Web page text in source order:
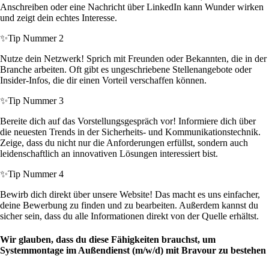
Anschreiben oder eine Nachricht über LinkedIn kann Wunder wirken
und zeigt dein echtes Interesse.
✨Tip Nummer 2
Nutze dein Netzwerk! Sprich mit Freunden oder Bekannten, die in der
Branche arbeiten. Oft gibt es ungeschriebene Stellenangebote oder
Insider-Infos, die dir einen Vorteil verschaffen können.
✨Tip Nummer 3
Bereite dich auf das Vorstellungsgespräch vor! Informiere dich über
die neuesten Trends in der Sicherheits- und Kommunikationstechnik.
Zeige, dass du nicht nur die Anforderungen erfüllst, sondern auch
leidenschaftlich an innovativen Lösungen interessiert bist.
✨Tip Nummer 4
Bewirb dich direkt über unsere Website! Das macht es uns einfacher,
deine Bewerbung zu finden und zu bearbeiten. Außerdem kannst du
sicher sein, dass du alle Informationen direkt von der Quelle erhältst.
Wir glauben, dass du diese Fähigkeiten brauchst, um
Systemmontage im Außendienst (m/w/d) mit Bravour zu bestehen